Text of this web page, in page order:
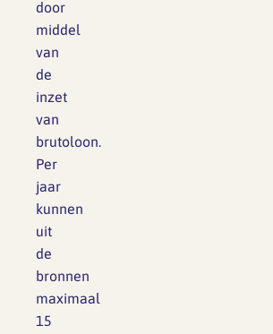
door
middel
van
de
inzet
van
brutoloon.
Per
jaar
kunnen
uit
de
bronnen
maximaal
15